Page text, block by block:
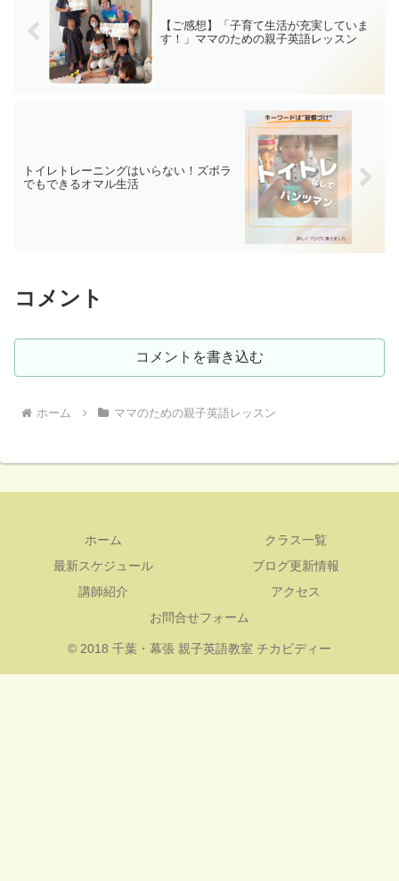
【ご感想】「子育て生活が充実していま
す！」ママのための親子英語レッスン
トイレトレーニングはいらない！ズボラ
でもできるオマル生活
コメント
コメントを書き込む
ホーム ママのための親子英語レッスン
ホーム
クラス一覧
最新スケジュール
ブログ更新情報
講師紹介
アクセス
お問合せフォーム
© 2018 千葉・幕張 親子英語教室 チカビディー